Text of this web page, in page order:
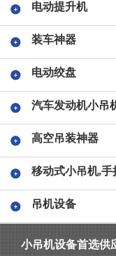
电动提升机
装车神器
电动绞盘
汽车发动机小吊
高空吊装神器
移动式小吊机,手
吊机设备
小吊机设备首选供